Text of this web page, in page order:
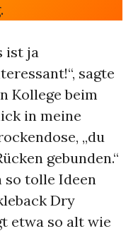
ist ja
sagte
Kollege beim
in meine
„du
gebunden.“
so tolle Ideen
Dry
etwa so alt wie